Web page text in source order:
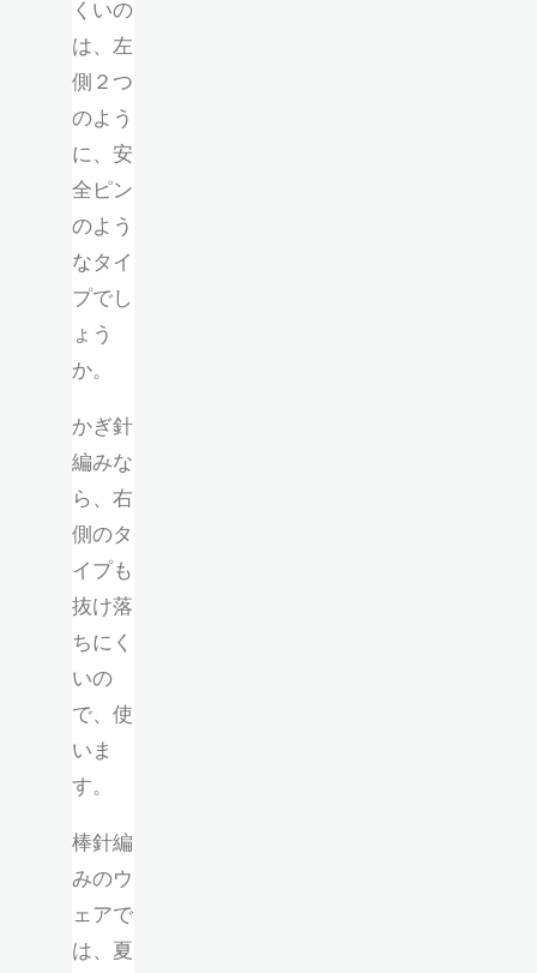
くいの
は、左
側２つ
のよう
に、安
全ピン
のよう
なタイ
プでし
ょう
か。
かぎ針
編みな
ら、右
側のタ
イプも
抜け落
ちにく
いの
で、使
いま
す。
棒針編
みのウ
ェアで
は、夏